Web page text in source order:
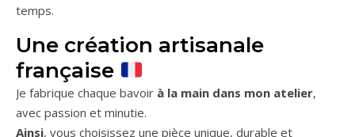
temps.
Une création artisanale
française
Je fabrique chaque bavoir à la main dans mon atelier,
avec passion et minutie.
Ainsi, vous choisissez une pièce unique, durable et